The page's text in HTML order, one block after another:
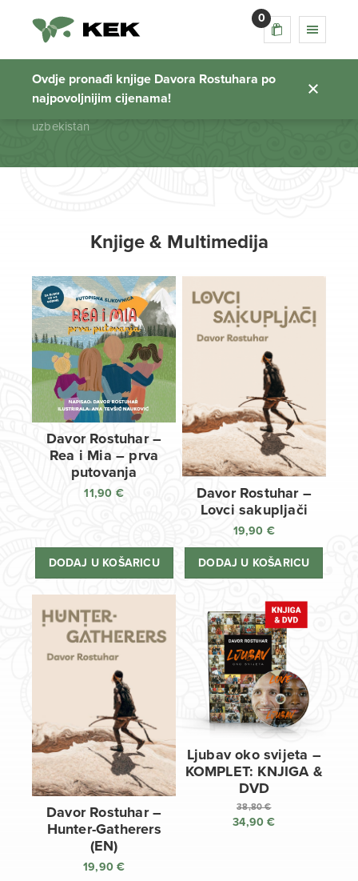
0
Ovdje pronađi knjige Davora Rostuhara po
najpovoljnijim cijenama!
uzbekistan
Početna stranica
uzbekistan
Knjige & Multimedija
Davor Rostuhar –
Rea i Mia – prva
putovanja
11,90 €
DODAJ U KOŠARICU
Davor Rostuhar –
Lovci sakupljači
19,90 €
DODAJ U KOŠARICU
Davor Rostuhar –
Hunter-Gatherers
(EN)
19,90€
Ljubav oko svijeta –
KOMPLET: KNJIGA &
DVD
38,80€
Izvorna
34,90€